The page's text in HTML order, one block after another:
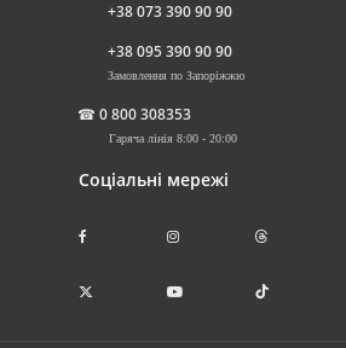
+38 073 390 90 90
+38 095 390 90 90
Замовлення по Запоріжжю
☎ 0 800 308353
Гаряча лінія 8:00 - 20:00
Соціальні мережі